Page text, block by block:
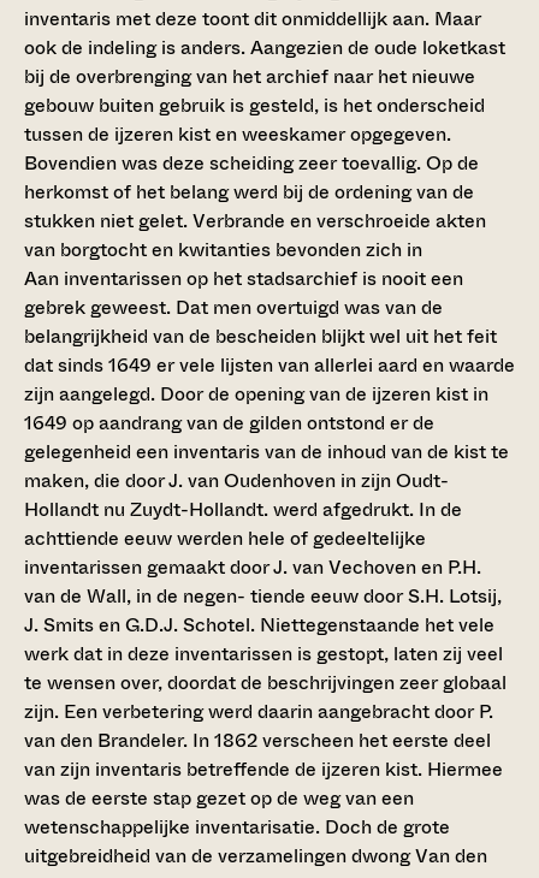
inventaris met deze toont dit onmiddellijk aan. Maar
ook de indeling is anders. Aangezien de oude loketkast
bij de overbrenging van het archief naar het nieuwe
gebouw buiten gebruik is gesteld, is het onderscheid
tussen de ijzeren kist en weeskamer opgegeven.
Bovendien was deze scheiding zeer toevallig. Op de
herkomst of het belang werd bij de ordening van de
stukken niet gelet. Verbrande en verschroeide akten
van borgtocht en kwitanties bevonden zich in
Aan inventarissen op het stadsarchief is nooit een
gebrek geweest. Dat men overtuigd was van de
belangrijkheid van de bescheiden blijkt wel uit het feit
dat sinds 1649 er vele lijsten van allerlei aard en waarde
zijn aangelegd. Door de opening van de ijzeren kist in
1649 op aandrang van de gilden ontstond er de
gelegenheid een inventaris van de inhoud van de kist te
maken, die door J. van Oudenhoven in zijn Oudt-
Hollandt nu Zuydt-Hollandt. werd afgedrukt. In de
achttiende eeuw werden hele of gedeeltelijke
inventarissen gemaakt door J. van Vechoven en P.H.
van de Wall, in de negen- tiende eeuw door S.H. Lotsij,
J. Smits en G.D.J. Schotel. Niettegenstaande het vele
werk dat in deze inventarissen is gestopt, laten zij veel
te wensen over, doordat de beschrijvingen zeer globaal
zijn. Een verbetering werd daarin aangebracht door P.
van den Brandeler. In 1862 verscheen het eerste deel
van zijn inventaris betreffende de ijzeren kist. Hiermee
was de eerste stap gezet op de weg van een
wetenschappelijke inventarisatie. Doch de grote
uitgebreidheid van de verzamelingen dwong Van den